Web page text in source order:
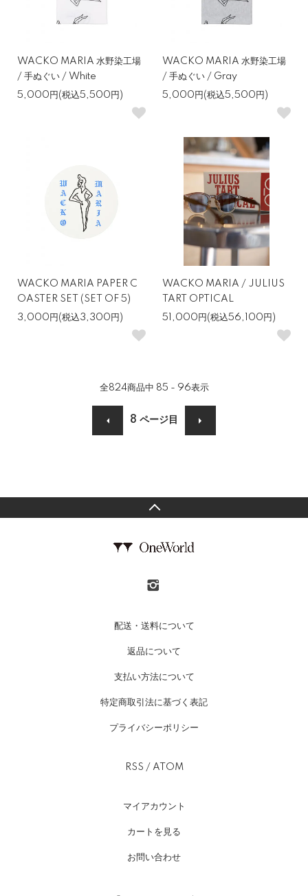
WACKO MARIA 水野染工場
/ 手ぬぐい / White
5,000円(税込5,500円)
WACKO MARIA 水野染工場
/ 手ぬぐい / Gray
5,000円(税込5,500円)
WACKO MARIA PAPER C
OASTER SET (SET OF 5)
3,000円(税込3,300円)
WACKO MARIA / JULIUS
TART OPTICAL
51,000円(税込56,100円)
全824商品中 85 - 96表示
8 ページ目
配送・送料について
返品について
支払い方法について
特定商取引法に基づく表記
プライバシーポリシー
RSS / ATOM
マイアカウント
カートを見る
お問い合わせ